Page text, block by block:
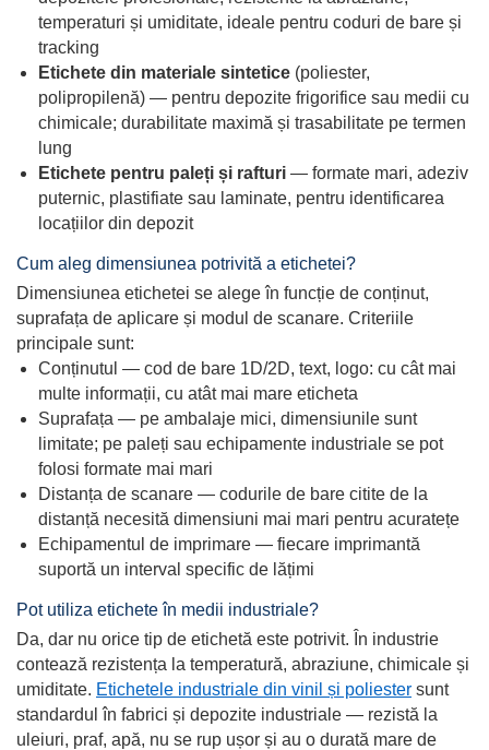
temperaturi și umiditate, ideale pentru coduri de bare și
tracking
Etichete din materiale sintetice (poliester,
polipropilenă) — pentru depozite frigorifice sau medii cu
chimicale; durabilitate maximă și trasabilitate pe termen
lung
Etichete pentru paleți și rafturi — formate mari, adeziv
puternic, plastifiate sau laminate, pentru identificarea
locațiilor din depozit
Cum aleg dimensiunea potrivită a etichetei?
Dimensiunea etichetei se alege în funcție de conținut,
suprafața de aplicare și modul de scanare. Criteriile
principale sunt:
Conținutul — cod de bare 1D/2D, text, logo: cu cât mai
multe informații, cu atât mai mare eticheta
Suprafața — pe ambalaje mici, dimensiunile sunt
limitate; pe paleți sau echipamente industriale se pot
folosi formate mai mari
Distanța de scanare — codurile de bare citite de la
distanță necesită dimensiuni mai mari pentru acuratețe
Echipamentul de imprimare — fiecare imprimantă
suportă un interval specific de lățimi
Pot utiliza etichete în medii industriale?
Da, dar nu orice tip de etichetă este potrivit. În industrie
contează rezistența la temperatură, abraziune, chimicale și
umiditate. Etichetele industriale din vinil și poliester sunt
standardul în fabrici și depozite industriale — rezistă la
uleiuri, praf, apă, nu se rup ușor și au o durată mare de